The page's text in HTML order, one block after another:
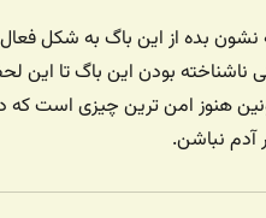
نشون بده از این باگ به شکل
بودن این باگ تا این
هنوز امن ترین چیزی است که
آدم نباشن.